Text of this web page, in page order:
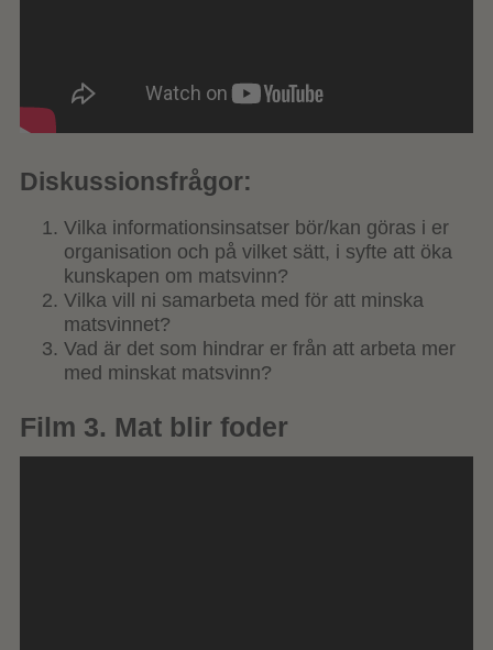
Diskussionsfrågor:
Vilka informationsinsatser bör/kan göras i er
organisation och på vilket sätt, i syfte att öka
kunskapen om matsvinn?
Vilka vill ni samarbeta med för att minska
matsvinnet?
Vad är det som hindrar er från att arbeta mer
med minskat matsvinn?
Film 3. Mat blir foder